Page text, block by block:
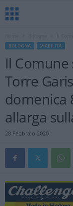
BOLOGNA VIABILITÀ
Il
Torre
domenica
allarga
28 Febbraio 2020